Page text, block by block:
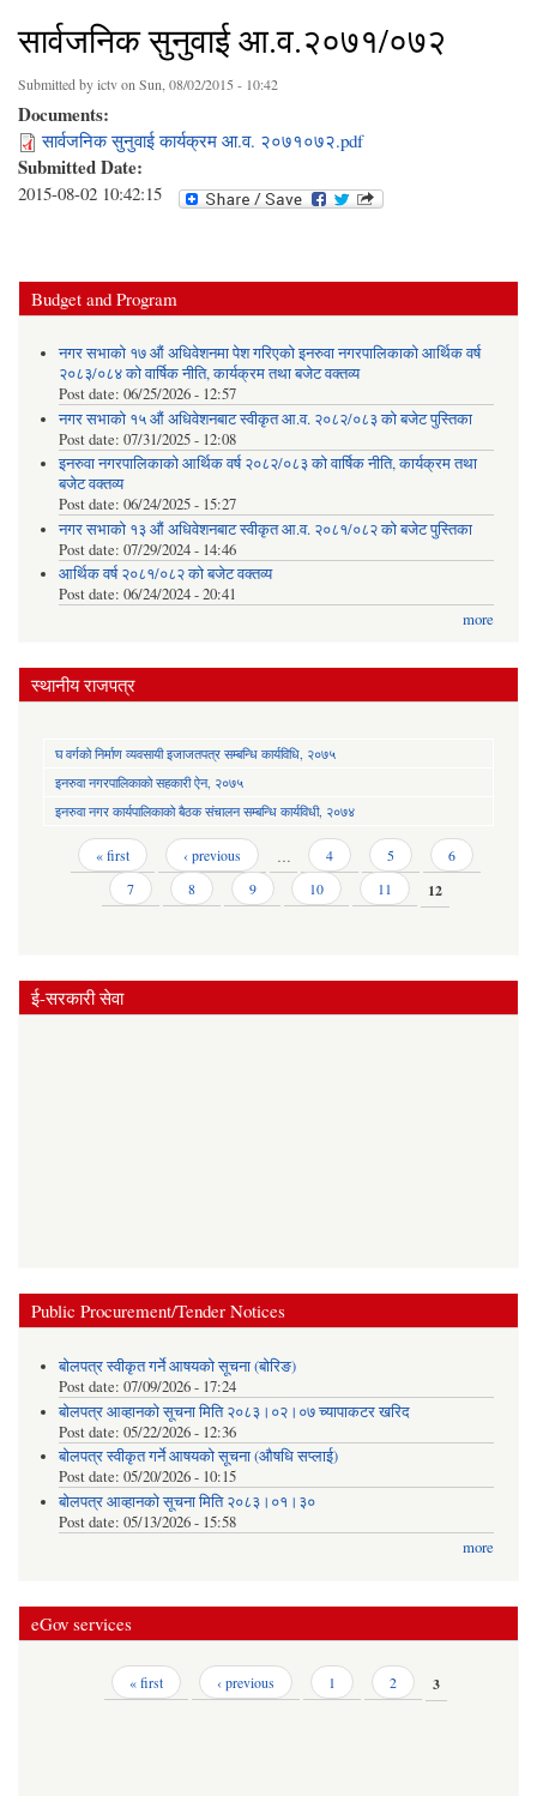
सार्वजनिक सुनुवाई आ.व.२०७१/०७२
Submitted byictvon Sun, 08/02/2015 - 10:42
Documents:
सार्वजनिक सुनुवाई कार्यक्रम आ.व. २०७१०७२.pdf
Submitted Date:
2015-08-02 10:42:15
Budget and Program
नगर सभाको १७ औं अधिवेशनमा पेश गरिएको इनरुवा नगरपालिकाको आर्थिक वर्ष
२०८३/०८४ को वार्षिक नीति, कार्यक्रम तथा बजेट वक्तव्य
Post date: 06/25/2026 - 12:57
नगर सभाको १५ औं अधिवेशनबाट स्वीकृत आ.व. २०८२/०८३ को बजेट पुस्तिका
Post date: 07/31/2025 - 12:08
इनरुवा नगरपालिकाको आर्थिक वर्ष २०८२/०८३ को वार्षिक नीति, कार्यक्रम तथा
बजेट वक्तव्य
Post date: 06/24/2025 - 15:27
नगर सभाको १३ औं अधिवेशनबाट स्वीकृत आ.व. २०८१/०८२ को बजेट पुस्तिका
Post date: 07/29/2024 - 14:46
आर्थिक वर्ष २०८१/०८२ को बजेट वक्तव्य
Post date: 06/24/2024 - 20:41
more
स्थानीय राजपत्र
घ वर्गको निर्माण व्यवसायी इजाजतपत्र सम्बन्धि कार्यविधि, २०७५
इनरुवा नगरपालिकाको सहकारी ऐन, २०७५
इनरुवा नगर कार्यपालिकाको बैठक संचालन सम्बन्धि कार्यविधी, २०७४
Pages « first ‹ previous … 4 5
6
7
8 9 10 11 12
ई-सरकारी सेवा
Public Procurement/Tender Notices
बोलपत्र स्वीकृत गर्ने आषयको सूचना (बोरिङ)
Post date: 07/09/2026 - 17:24
बोलपत्र आव्हानको सूचना मिति २०८३।०२।०७ च्यापाकटर खरिद
Post date: 05/22/2026 - 12:36
बोलपत्र स्वीकृत गर्ने आषयको सूचना (औषधि सप्लाई)
Post date: 05/20/2026 - 10:15
बोलपत्र आव्हानको सूचना मिति २०८३।०१।३०
Post date: 05/13/2026 - 15:58
more
eGov services
« first ‹ previous 1 2 3